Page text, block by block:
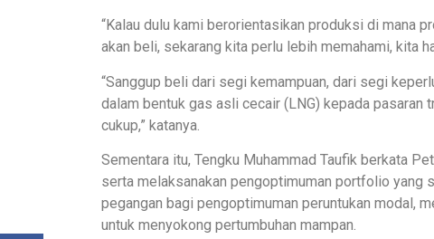
“Kalau dulu kami berorientasikan produksi di mana
akan beli, sekarang kita perlu lebih memahami, kita
“Sanggup beli dari segi kemampuan, dari segi
dalam bentuk gas asli cecair (LNG) kepada
cukup,” katanya.
Sementara itu, Tengku Muhammad Taufik berkata
serta melaksanakan pengoptimuman portfolio yang
pegangan bagi pengoptimuman peruntukan modal,
untuk menyokong pertumbuhan mampan.